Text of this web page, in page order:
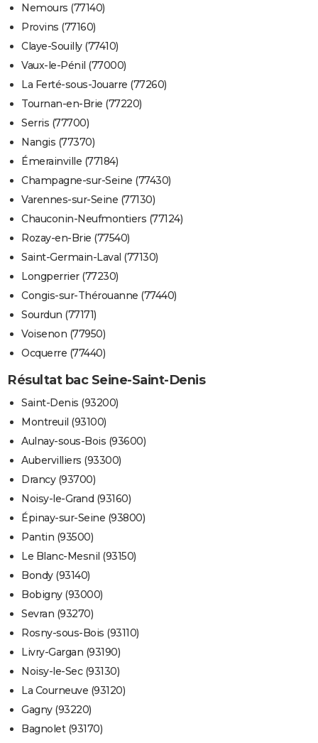
Nemours (77140)
Provins (77160)
Claye-Souilly (77410)
Vaux-le-Pénil (77000)
La Ferté-sous-Jouarre (77260)
Tournan-en-Brie (77220)
Serris (77700)
Nangis (77370)
Émerainville (77184)
Champagne-sur-Seine (77430)
Varennes-sur-Seine (77130)
Chauconin-Neufmontiers (77124)
Rozay-en-Brie (77540)
Saint-Germain-Laval (77130)
Longperrier (77230)
Congis-sur-Thérouanne (77440)
Sourdun (77171)
Voisenon (77950)
Ocquerre (77440)
Résultat bac Seine-Saint-Denis
Saint-Denis (93200)
Montreuil (93100)
Aulnay-sous-Bois (93600)
Aubervilliers (93300)
Drancy (93700)
Noisy-le-Grand (93160)
Épinay-sur-Seine (93800)
Pantin (93500)
Le Blanc-Mesnil (93150)
Bondy (93140)
Bobigny (93000)
Sevran (93270)
Rosny-sous-Bois (93110)
Livry-Gargan (93190)
Noisy-le-Sec (93130)
La Courneuve (93120)
Gagny (93220)
Bagnolet (93170)